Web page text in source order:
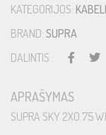
KATEGORIJOS:
BRAND: SUPRA
DALINTIS :
APRAŠYMAS
SUPRA SKY 2X0.75